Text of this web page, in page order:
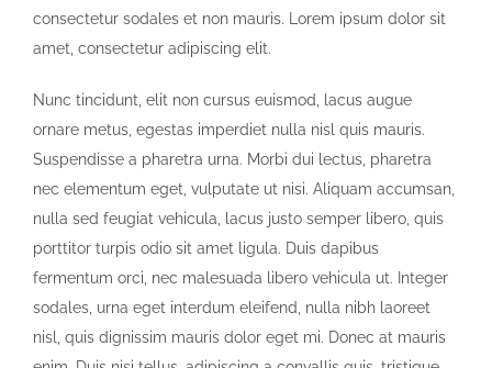
consectetur sodales et non mauris. Lorem ipsum dolor sit
amet, consectetur adipiscing elit.
Nunc tincidunt, elit non cursus euismod, lacus augue
ornare metus, egestas imperdiet nulla nisl quis mauris.
Suspendisse a pharetra urna. Morbi dui lectus, pharetra
nec elementum eget, vulputate ut nisi. Aliquam accumsan,
nulla sed feugiat vehicula, lacus justo semper libero, quis
porttitor turpis odio sit amet ligula. Duis dapibus
fermentum orci, nec malesuada libero vehicula ut. Integer
sodales, urna eget interdum eleifend, nulla nibh laoreet
nisl, quis dignissim mauris dolor eget mi. Donec at mauris